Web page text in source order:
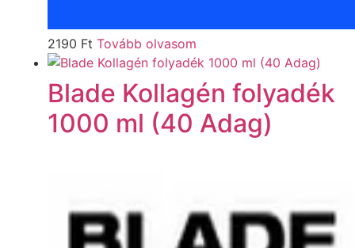
2190 Ft Tovább olvasom
Blade Kollagén folyadék
1000 ml (40 Adag)